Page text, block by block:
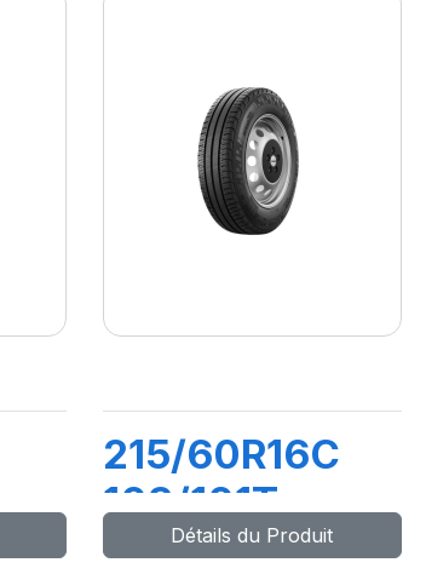
215/60R16C
103/101T
TRANSPRO 2
Détails du Produit